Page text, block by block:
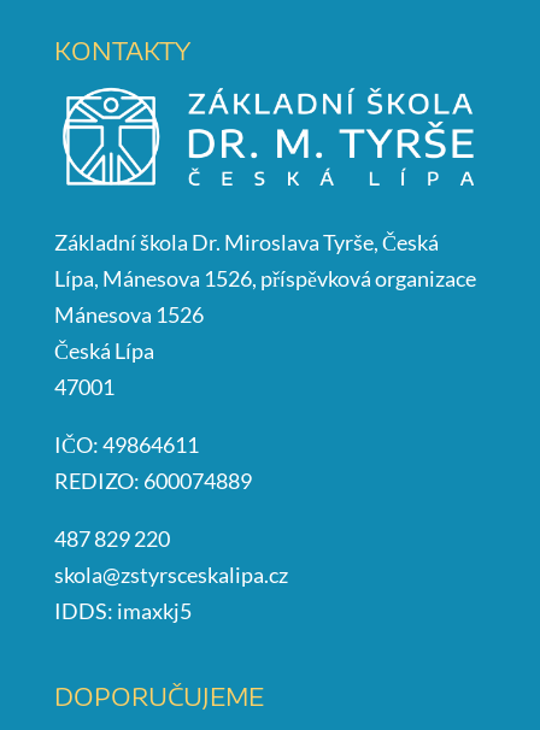
KONTAKTY
Základní škola Dr. Miroslava Tyrše, Česká
Lípa, Mánesova 1526, příspěvková organizace
Mánesova 1526
Česká Lípa
47001
IČO: 49864611
REDIZO: 600074889
487 829 220
skola@zstyrsceskalipa.cz
IDDS: imaxkj5
DOPORUČUJEME